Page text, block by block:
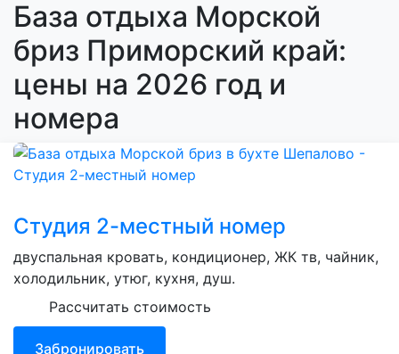
База отдыха Морской
бриз Приморский край:
цены на 2026 год и
номера
Студия 2-местный номер
двуспальная кровать, кондиционер, ЖК тв, чайник,
холодильник, утюг, кухня, душ.
Рассчитать стоимость
Забронировать